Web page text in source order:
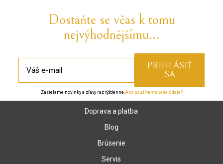
Dostaňte se včas k tomu
nejvýhodnějšímu...
Zasielame novinky a zľavy raz týždenne.Ako používame vaše údaje?
Doprava a platba
Blog
Brúsenie
Servis